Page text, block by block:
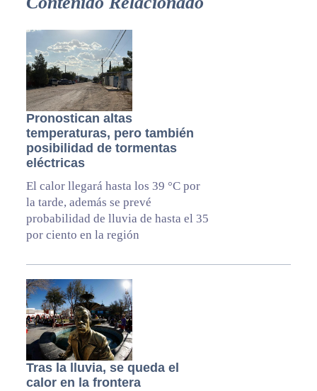
Pronostican altas
temperaturas, pero también
posibilidad de tormentas
eléctricas
El calor llegará hasta los 39 °C por
la tarde, además se prevé
probabilidad de lluvia de hasta el 35
por ciento en la región
Tras la lluvia, se queda el
calor en la frontera